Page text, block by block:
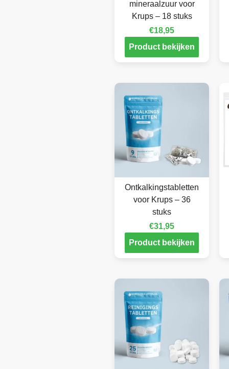
mineraalzuur voor
Krups – 18 stuks
€18,95
Product bekijken
Ontkalkingstabletten
voor Krups – 36
stuks
€31,95
Product bekijken